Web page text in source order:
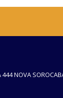
444 NOVA